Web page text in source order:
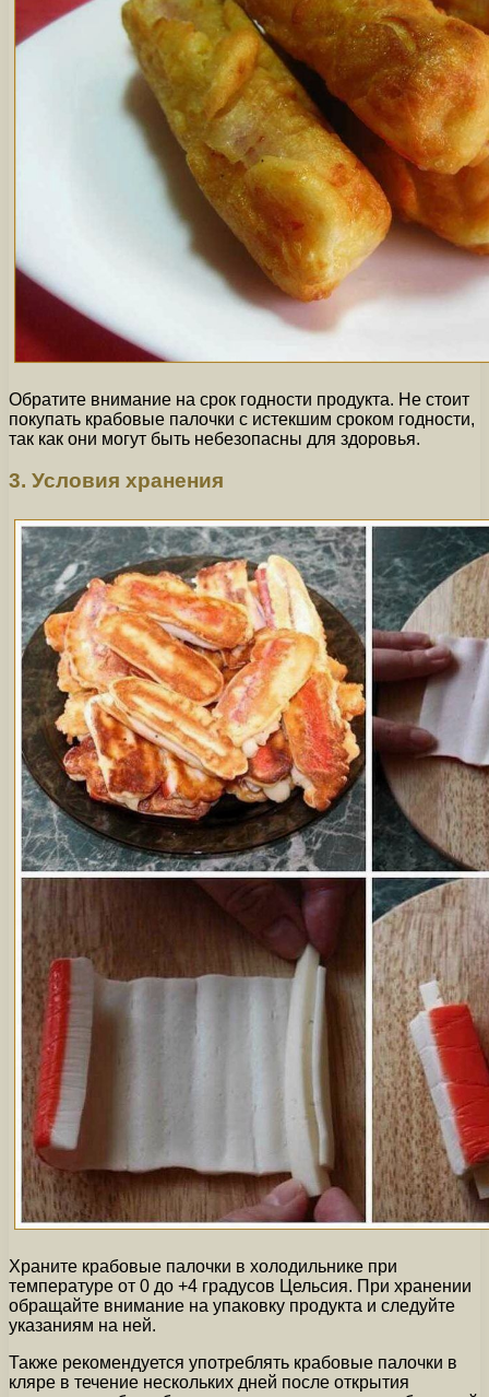
Обратите внимание на срок годности продукта. Не стоит
покупать крабовые палочки с истекшим сроком годности,
так как они могут быть небезопасны для здоровья.
3. Условия хранения
Храните крабовые палочки в холодильнике при
температуре от 0 до +4 градусов Цельсия. При хранении
обращайте внимание на упаковку продукта и следуйте
указаниям на ней.
Также рекомендуется употреблять крабовые палочки в
кляре в течение нескольких дней после открытия